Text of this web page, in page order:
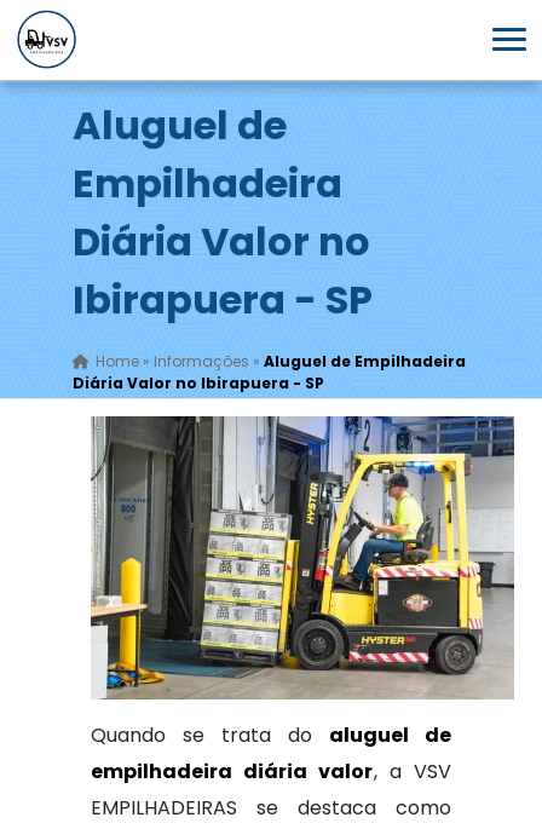
Aluguel de
Empilhadeira
Diária Valor no
Ibirapuera - SP
Home» Informações » Aluguel de Empilhadeira
Diária Valor no Ibirapuera - SP
Quando se trata do aluguel de
empilhadeira diária valor, a VSV
EMPILHADEIRAS se destaca como